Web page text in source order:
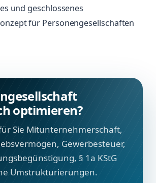
und geschlossenes
für Personengesellschaften
optimieren?
Sie Mitunternehmerschaft,
Gewerbesteuer,
§ 1a KStG
Umstrukturierungen.